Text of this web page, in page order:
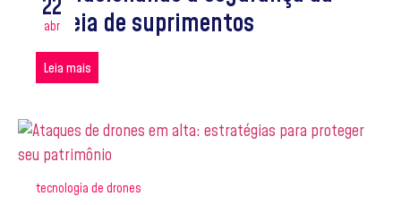
cadeia de suprimentos
Leia mais
22
abr
tecnologia de drones